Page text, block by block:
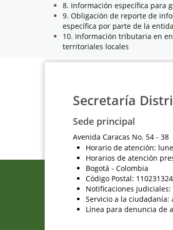
8. Información específica para
9. Obligación de reporte de
específica por parte de la
10. Información tributaria en
territoriales locales
Secretaría
Sede principal
Avenida Caracas No. 54 -
Horario de atención:
Horarios de atención
Bogotá - Colombia
Código Postal: 110231324
Notificaciones
Servicio a la ciudadanía:
Línea para denuncia de